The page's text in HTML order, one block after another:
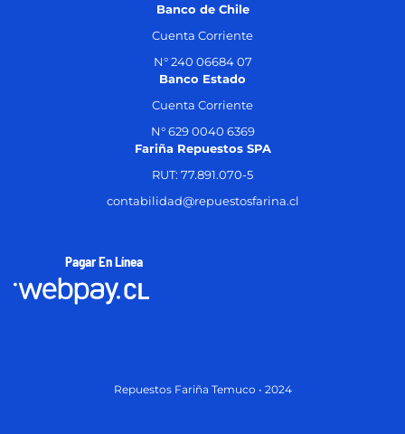
Banco de Chile
Cuenta Corriente
N° 240 06684 07
Banco Estado
Cuenta Corriente
N° 629 0040 6369
Fariña Repuestos SPA
RUT: 77.891.070-5
contabilidad@repuestosfarina.cl
Pagar En Línea
Repuestos Fariña Temuco • 2024